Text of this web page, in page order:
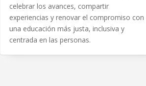
celebrar los avances, compartir
experiencias y renovar el compromiso con
una educación más justa, inclusiva y
centrada en las personas.